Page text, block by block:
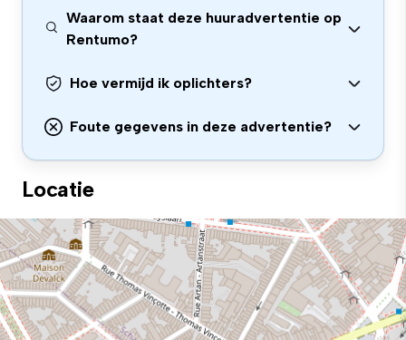
Waarom staat deze huuradvertentie op
Rentumo?
Hoe vermijd ik oplichters?
Foute gegevens in deze advertentie?
Locatie